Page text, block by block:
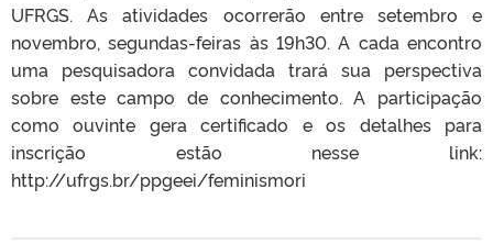
UFRGS. As atividades ocorrerão entre setembro e
novembro, segundas-feiras às 19h30. A cada encontro
uma pesquisadora convidada trará sua perspectiva
sobre este campo de conhecimento. A participação
como ouvinte gera certificado e os detalhes para
inscrição estão nesse link:
http://ufrgs.br/ppgeei/feminismori